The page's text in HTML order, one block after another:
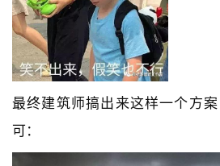
最终建筑师搞出来这样一个方
可：